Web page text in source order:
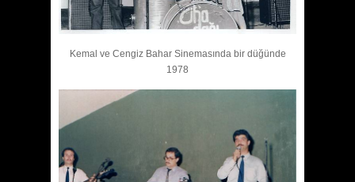
Kemal ve Cengiz Bahar Sinemasında bir düğünde
1978